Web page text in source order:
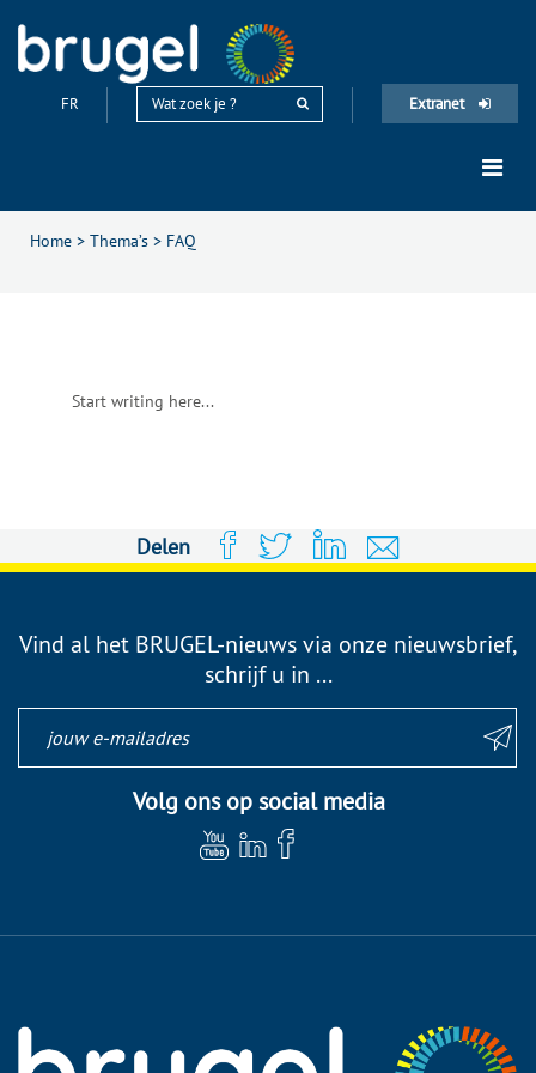
FR Extranet
Home > Thema’s > FAQ
Start writing here...
Delen
Vind al het BRUGEL-nieuws via onze nieuwsbrief,
schrijf u in ...
Volg ons op social media